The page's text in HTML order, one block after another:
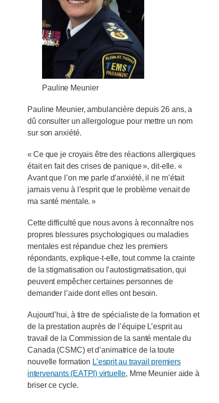
Pauline Meunier
Pauline Meunier, ambulancière depuis 26 ans, a
dû consulter un allergologue pour mettre un nom
sur son anxiété.
« Ce que je croyais être des réactions allergiques
était en fait des crises de panique », dit-elle. «
Avant que l’on me parle d’anxiété, il ne m’était
jamais venu à l’esprit que le problème venait de
ma santé mentale. »
Cette difficulté que nous avons à reconnaître nos
propres blessures psychologiques ou maladies
mentales est répandue chez les premiers
répondants, explique-t-elle, tout comme la crainte
de la stigmatisation ou l’autostigmatisation, qui
peuvent empêcher certaines personnes de
demander l’aide dont elles ont besoin.
Aujourd’hui, à titre de spécialiste de la formation et
de la prestation auprès de l’équipe L’esprit au
travail de la Commission de la santé mentale du
Canada (CSMC) et d’animatrice de la toute
nouvelle formation L’esprit au travail premiers
intervenants (EATPI) virtuelle, Mme Meunier aide à
briser ce cycle.